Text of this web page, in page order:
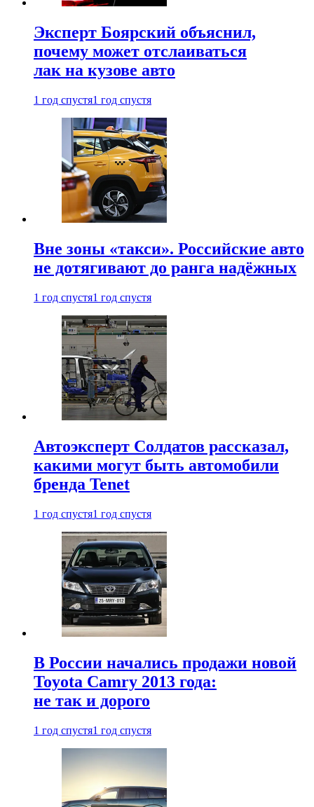
Эксперт Боярский объяснил,
почему может отслаиваться
лак на кузове авто
1 год спустя1 год спустя
Вне зоны «такси». Российские авто
не дотягивают до ранга надёжных
1 год спустя1 год спустя
Автоэксперт Солдатов рассказал,
какими могут быть автомобили
бренда Tenet
1 год спустя1 год спустя
В России начались продажи новой
Toyota Camry 2013 года:
не так и дорого
1 год спустя1 год спустя